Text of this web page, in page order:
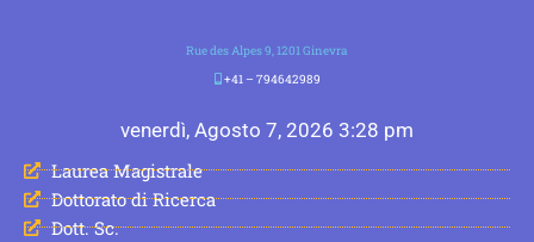
Rue des Alpes 9, 1201 Ginevra
+41 – 794642989
venerdì, Agosto 7, 2026 3:28 pm
Laurea Magistrale
Dottorato di Ricerca
Dott. Sc.